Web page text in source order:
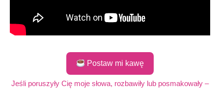
Postaw mi kawę
Jeśli poruszyły Cię moje słowa, rozbawiły lub posmakowały –